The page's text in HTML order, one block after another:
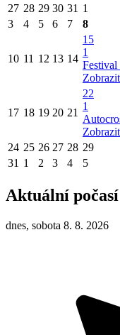
27 28 29 30 31 1
3
4 5 6 7 8
10 11 12 13 14
15
1
Festival
17 18 19 20 21
22
1
24 25 26 27 28 29
31 1 2 3 4 5
Aktuální počasí
dnes, sobota 8. 8. 2026